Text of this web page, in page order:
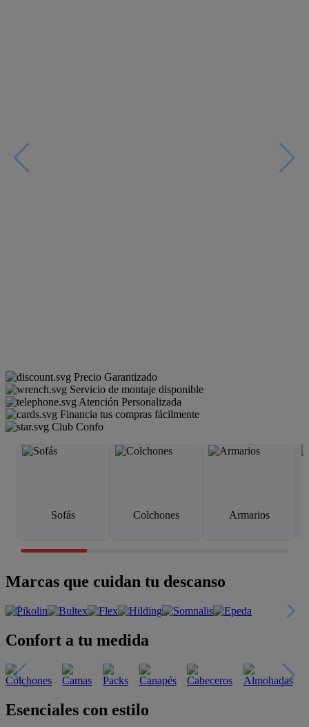
Precio Garantizado
Servicio de montaje disponible
Atención Personalizada
Financia tus compras fácilmente
Club Confo
Sofás Colchones Armarios
Marcas que cuidan tu descanso
Confort a tu medida
Esenciales con estilo